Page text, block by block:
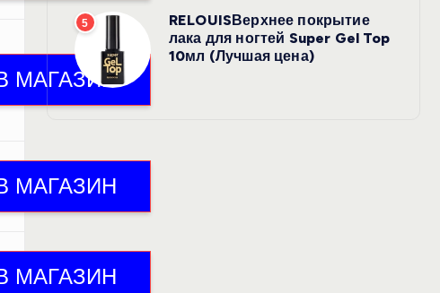
5
RELOUISВерхнее покрытие
лака для ногтей Super Gel Top
10мл (Лучшая цена)